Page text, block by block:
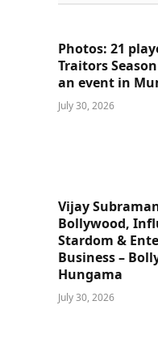
Photos: 21
Traitors
an event in
July 30, 2026
Vijay
Bollywood,
Stardom &
Business –
Hungama
July 30, 2026